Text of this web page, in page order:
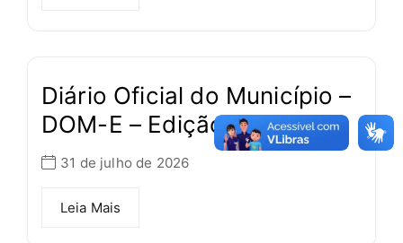
Diário Oficial do Município –
DOM-E – Edição 808
31 de julho de 2026
Leia Mais